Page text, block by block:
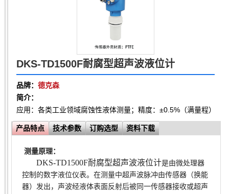
DKS-TD1500F耐腐型超声波液位计
品牌： 德克森
简介：
应用：各类工业领域腐蚀性液体测量；精度：±0.5%（满量程）；
产品特点 技术参数 订购选型 资料下载
测量原理：
DKS-TD1500F耐腐型超声波液位计是由微处理器
控制的数字液位仪表。在测量中超声波脉冲由传感器（换能
器）发出，声波经液体表面反射后被同一传感器接收或超声